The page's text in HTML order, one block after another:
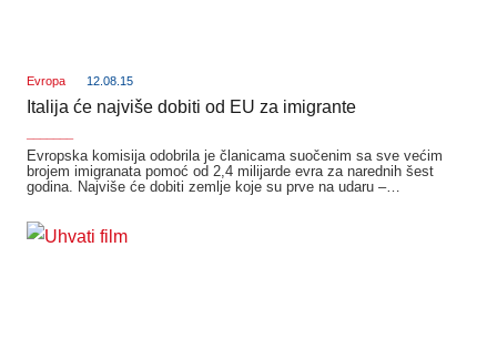
Evropa 12.08.15
Italija će najviše dobiti od EU za imigrante
Evropska komisija odobrila je članicama suočenim sa sve većim
brojem imigranata pomoć od 2,4 milijarde evra za narednih šest
godina. Najviše će dobiti zemlje koje su prve na udaru –…